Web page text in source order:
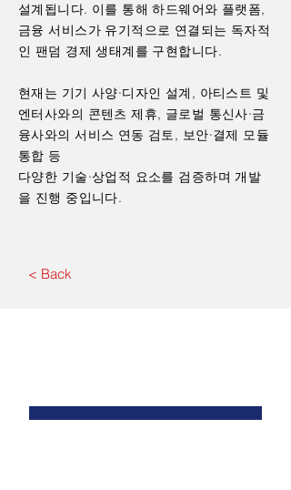
설계됩니다. 이를 통해 하드웨어와 플랫폼,
금융 서비스가 유기적으로 연결되는 독자적
인 팬덤 경제 생태계를 구현합니다.
현재는 기기 사양·디자인 설계, 아티스트 및
엔터사와의 콘텐츠 제휴, 글로벌 통신사·금
융사와의 서비스 연동 검토, 보안·결제 모듈
통합 등
다양한 기술·상업적 요소를 검증하며 개발
을 진행 중입니다.
< Back